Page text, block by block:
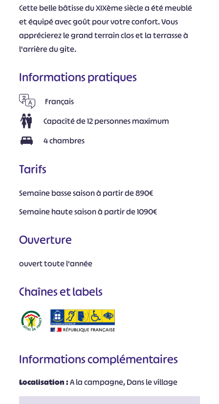
Cette belle bâtisse du XIXème siècle a été meublé
et équipé avec goût pour votre confort. Vous
apprécierez le grand terrain clos et la terrasse à
l'arrière du gite.
Informations pratiques
Français
Capacité de 12 personnes maximum
4 chambres
Tarifs
Semaine basse saison à partir de 890€
Semaine haute saison à partir de 1090€
Ouverture
ouvert toute l'année
Chaînes et labels
Informations complémentaires
Localisation :A la campagne, Dans le village